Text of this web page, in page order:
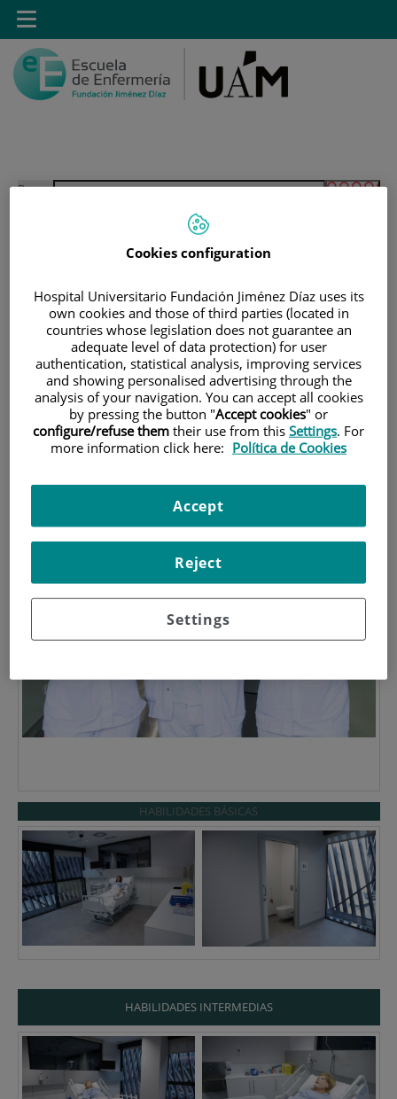
Saltar al contenido
SaltarBuscar
Toggle
navigation
|INSTALACIONES - CAMPUS VILLALBA
SALAS DE SIMULACIÓN CLÍNICA
Salas de Simulación
Clínica
EQUIPO DE SIMULACIÓN
HABILIDADES BÁSICAS
HABILIDADES INTERMEDIAS
Cookies configuration
Hospital Universitario Fundación Jiménez Díaz uses its
own cookies and those of third parties (located in
countries whose legislation does not guarantee an
adequate level of data protection) for user
authentication, statistical analysis, improving services
and showing personalised advertising through the
analysis of your navigation. You can accept all cookies
by pressing the button "Accept cookies" or
configure/refuse them their use from this Settings. For
more information click here: Política de Cookies
Settings
Reject
Accept